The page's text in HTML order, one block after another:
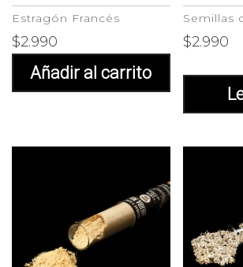
Estragón Francés
$2.990
Añadir al carrito
Semillas
$2.990